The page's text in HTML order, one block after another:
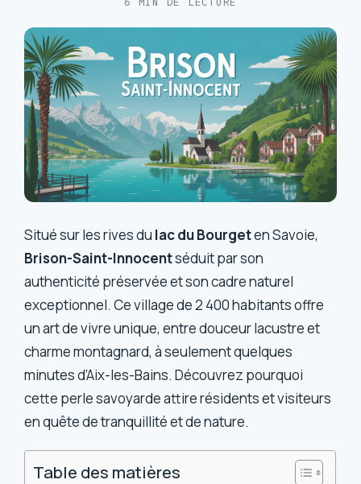
Situé sur les rives du lac du Bourgeten Savoie,
Brison-Saint-Innocentséduit par son
authenticité préservée et son cadre naturel
exceptionnel. Ce village de 2 400 habitants offre
un art de vivre unique, entre douceur lacustre et
charme montagnard, à seulement quelques
minutes d’Aix-les-Bains. Découvrez pourquoi
cette perle savoyarde attire résidents et visiteurs
en quête de tranquillité et de nature.
Table des matières